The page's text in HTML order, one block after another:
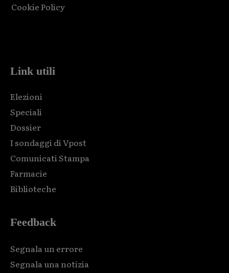
Cookie Policy
Link utili
Elezioni
Speciali
Dossier
I sondaggi di Vpost
Comunicati Stampa
Farmacie
Biblioteche
Feedback
Segnala un errore
Segnala una notizia